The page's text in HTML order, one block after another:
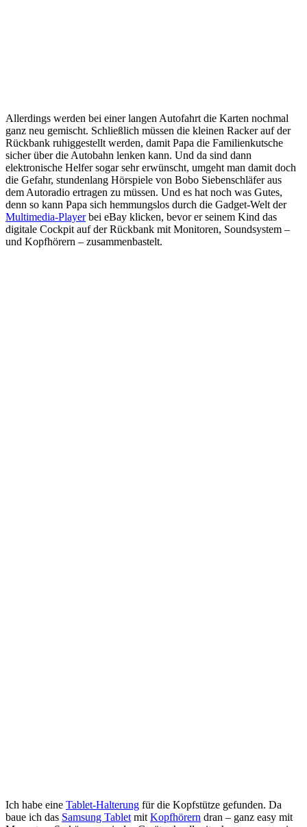
Allerdings werden bei einer langen Autofahrt die Karten nochmal
ganz neu gemischt. Schließlich müssen die kleinen Racker auf der
Rückbank ruhiggestellt werden, damit Papa die Familienkutsche
sicher über die Autobahn lenken kann. Und da sind dann
elektronische Helfer sogar sehr erwünscht, umgeht man damit doch
die Gefahr, stundenlang Hörspiele von Bobo Siebenschläfer aus
dem Autoradio ertragen zu müssen. Und es hat noch was Gutes,
denn so kann Papa sich hemmungslos durch die Gadget-Welt der
Multimedia-Playerbei eBay klicken, bevor er seinem Kind das
digitale Cockpit auf der Rückbank mit Monitoren, Soundsystem –
und Kopfhörern – zusammenbastelt.
Ich habe eine Tablet-Halterung für die Kopfstütze gefunden. Da
baue ich das Samsung Tablet mit Kopfhörern dran – ganz easy mit